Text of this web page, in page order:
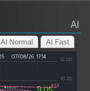
AI
AI Fast
AI Normal